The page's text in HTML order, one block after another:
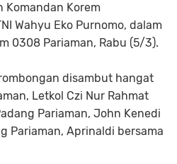
Korem
Wahyu Eko Purnomo, dalam
0308 Pariaman, Rabu (5/3).
disambut hangat
Letkol Czi Nur Rahmat
Pariaman, John Kenedi
Pariaman, Aprinaldi bersama